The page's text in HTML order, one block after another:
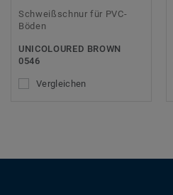
Schweißschnur für PVC-
Böden
UNICOLOURED BROWN
0546
Vergleichen